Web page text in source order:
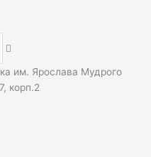
им. Ярослава Мудрого
корп.2